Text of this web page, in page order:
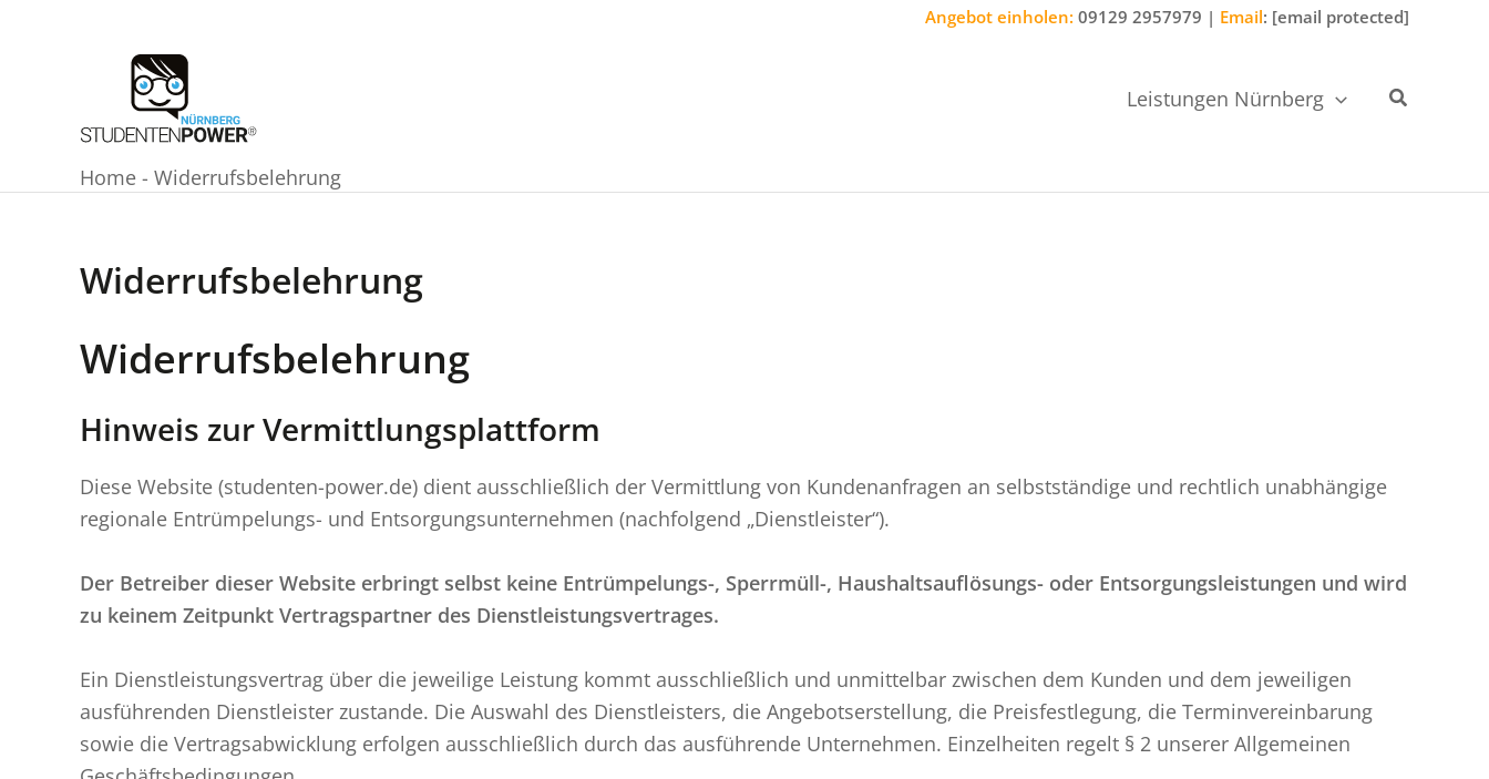
Angebot einholen: 09129 2957979 | Email: [email protected]
Leistungen Nürnberg Suchen
Home - Widerrufsbelehrung
Widerrufsbelehrung
Widerrufsbelehrung
Hinweis zur Vermittlungsplattform
Diese Website (studenten-power.de) dient ausschließlich der Vermittlung von Kundenanfragen an selbstständige und rechtlich unabhängige
regionale Entrümpelungs- und Entsorgungsunternehmen (nachfolgend „Dienstleister“).
Der Betreiber dieser Website erbringt selbst keine Entrümpelungs-, Sperrmüll-, Haushaltsauflösungs- oder Entsorgungsleistungen und wird
zu keinem Zeitpunkt Vertragspartner des Dienstleistungsvertrages.
Ein Dienstleistungsvertrag über die jeweilige Leistung kommt ausschließlich und unmittelbar zwischen dem Kunden und dem jeweiligen
ausführenden Dienstleister zustande. Die Auswahl des Dienstleisters, die Angebotserstellung, die Preisfestlegung, die Terminvereinbarung
sowie die Vertragsabwicklung erfolgen ausschließlich durch das ausführende Unternehmen. Einzelheiten regelt § 2 unserer Allgemeinen